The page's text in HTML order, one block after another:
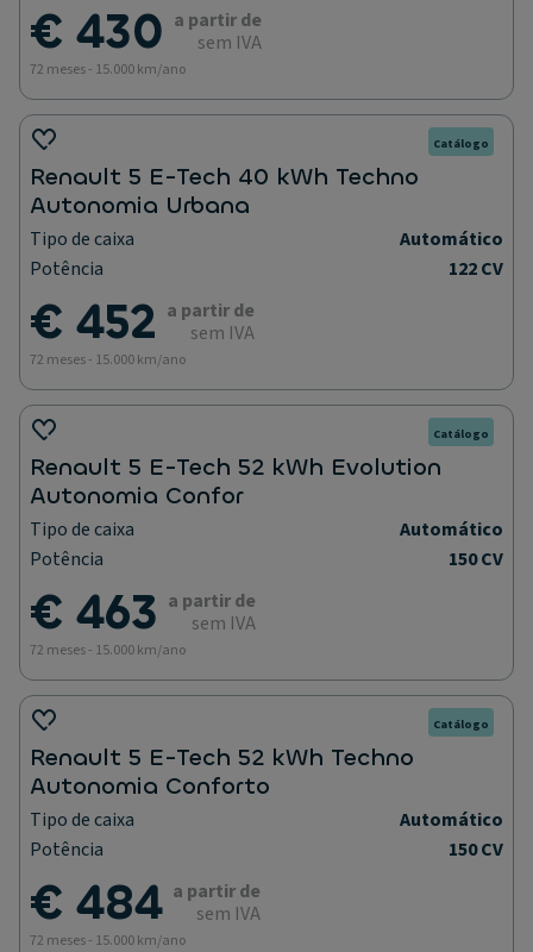
€ 430 a partir de
sem IVA
72 meses - 15.000 km/ano
Catálogo
Renault 5 E-Tech 40 kWh Techno
Autonomia Urbana
Tipo de caixa
Automático
Potência
122 CV
€ 452 a partir de
sem IVA
72 meses - 15.000 km/ano
Catálogo
Renault 5 E-Tech 52 kWh Evolution
Autonomia Confor
Tipo de caixa
Automático
Potência
150 CV
€ 463 a partir de
sem IVA
72 meses - 15.000 km/ano
Catálogo
Renault 5 E-Tech 52 kWh Techno
Autonomia Conforto
Tipo de caixa
Automático
Potência
150 CV
€ 484 a partir de
sem IVA
72 meses - 15.000 km/ano